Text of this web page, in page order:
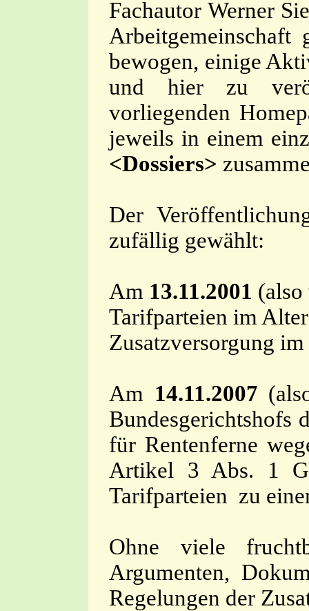
Fachautor Werner
Arbeitgemeinschaft
bewogen, einige
und hier zu
vorliegenden
jeweils in einem
<Dossiers>
Der
zufällig gewählt:
Am 13.11.2001 (also
Tarifparteien im
Zusatzversorgung
Am 14.11.2007
Bundesgerichtshofs
für Rentenferne
Artikel 3 Abs. 1
Tarifparteien zu
Ohne viele
Argumenten,
Regelungen der